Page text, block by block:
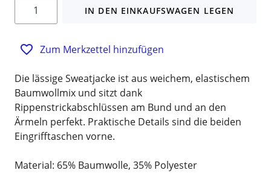
IN DEN EINKAUFSWAGEN LEGEN
Zum Merkzettel hinzufügen
Die lässige Sweatjacke ist aus weichem, elastischem
Baumwollmix und sitzt dank
Rippenstrickabschlüssen am Bund und an den
Ärmeln perfekt. Praktische Details sind die beiden
Eingrifftaschen vorne.
Material: 65% Baumwolle, 35% Polyester